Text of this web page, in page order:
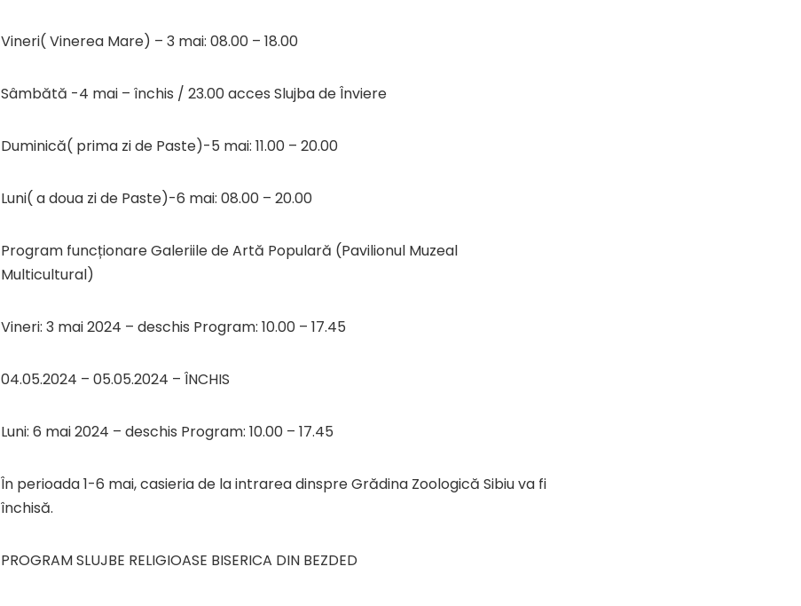
Vineri( Vinerea Mare) – 3 mai: 08.00 – 18.00
Sâmbătă -4 mai – închis / 23.00 acces Slujba de Înviere
Duminică( prima zi de Paste)-5 mai: 11.00 – 20.00
Luni( a doua zi de Paste)-6 mai: 08.00 – 20.00
Program funcționare Galeriile de Artă Populară (Pavilionul Muzeal
Multicultural)
Vineri: 3 mai 2024 – deschis Program: 10.00 – 17.45
04.05.2024 – 05.05.2024 – ÎNCHIS
Luni: 6 mai 2024 – deschis Program: 10.00 – 17.45
În perioada 1-6 mai, casieria de la intrarea dinspre Grădina Zoologică Sibiu va fi
închisă.
PROGRAM SLUJBE RELIGIOASE BISERICA DIN BEZDED